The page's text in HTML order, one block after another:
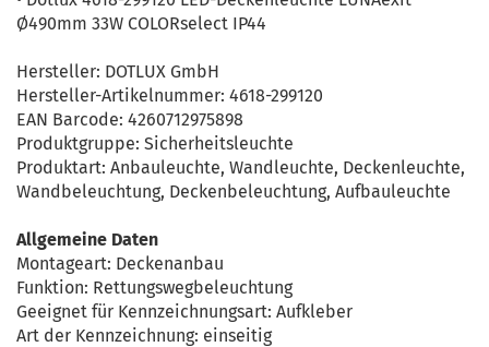
Ø490mm 33W COLORselect IP44
Hersteller: DOTLUX GmbH
Hersteller-Artikelnummer: 4618-299120
EAN Barcode: 4260712975898
Produktgruppe: Sicherheitsleuchte
Produktart: Anbauleuchte, Wandleuchte, Deckenleuchte,
Wandbeleuchtung, Deckenbeleuchtung, Aufbauleuchte
Allgemeine Daten
Montageart: Deckenanbau
Funktion: Rettungswegbeleuchtung
Geeignet für Kennzeichnungsart: Aufkleber
Art der Kennzeichnung: einseitig